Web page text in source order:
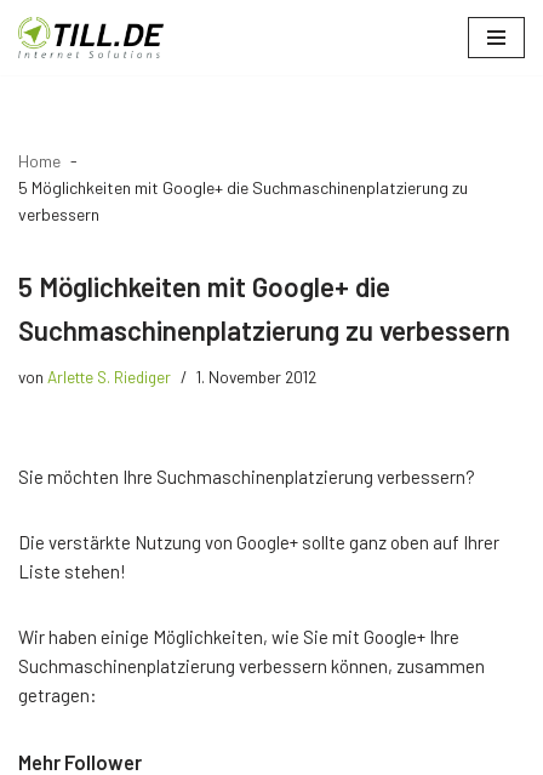
Zum
Home
5 Möglichkeiten mit Google+ die Suchmaschinenplatzierung zu
verbessern
5 Möglichkeiten mit Google+ die
Suchmaschinenplatzierung zu verbessern
von Arlette S. Riediger 1. November 2012
Sie möchten Ihre Suchmaschinenplatzierung verbessern?
Die verstärkte Nutzung von Google+ sollte ganz oben auf Ihrer
Liste stehen!
Wir haben einige Möglichkeiten, wie Sie mit Google+ Ihre
Suchmaschinenplatzierung verbessern können, zusammen
getragen:
Mehr Follower